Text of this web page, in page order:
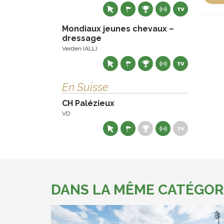
Mondiaux jeunes chevaux –
dressage
Verden (ALL)
En Suisse
CH Palézieux
VD
DANS LA MÊME